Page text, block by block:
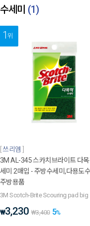
수세미 (1)
1위
쓰리엠
3M AL-345 스카치브라이트 다
세미 2매입 - 주방수세미,다용도
주방용품
3M Scotch-Brite Scouring pad big
₩3,230 ₩3,400 5%